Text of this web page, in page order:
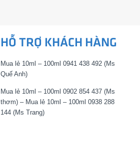
HỖ TRỢ KHÁCH HÀNG
Mua lẻ 10ml – 100ml 0941 438 492 (Ms
Quế Anh)
Mua lẻ 10ml – 100ml 0902 854 437 (Ms
thơm) – Mua lẻ 10ml – 100ml 0938 288
144 (Ms Trang)